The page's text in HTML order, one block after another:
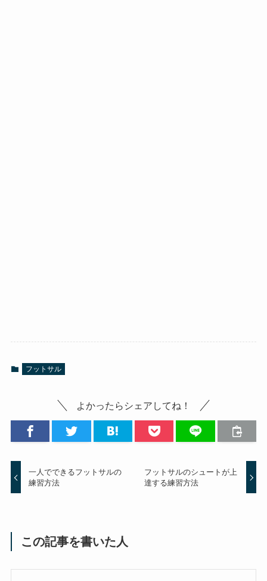
フットサル
よかったらシェアしてね！
一人でできるフットサルの
練習方法
フットサルのシュートが上
達する練習方法
この記事を書いた人